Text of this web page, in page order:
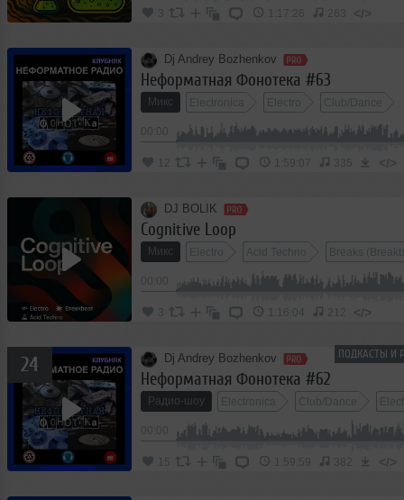
3 1:17:26 263 </>
Dj Andrey Bozhenkov
Неформатная Фонотека #63
Микс Electronica Electro Club/Dance
12 1:59:07 335 </>
DJ BOLIK
Cognitive Loop
Микс Electro Acid Techno Breaks
3 1:16:04 212 </>
ПОДКАСТЫ И
24 Dj Andrey Bozhenkov
Неформатная Фонотека #62
Радио-шоу Electronica Club/Dance
15 1:59:59 382 </>